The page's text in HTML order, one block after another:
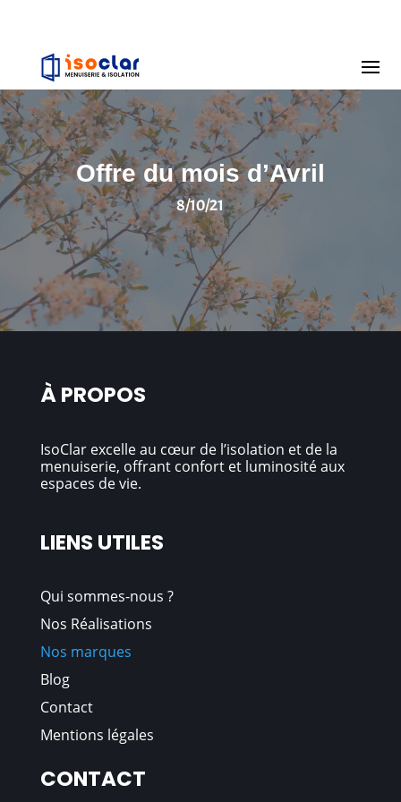
Offre du mois d’Avril
8/10/21
À PROPOS
IsoClar excelle au cœur de l’isolation et de la
menuiserie, offrant confort et luminosité aux
espaces de vie.
LIENS UTILES
Qui sommes-nous ?
Nos Réalisations
Nos marques
Blog
Contact
Mentions légales
CONTACT